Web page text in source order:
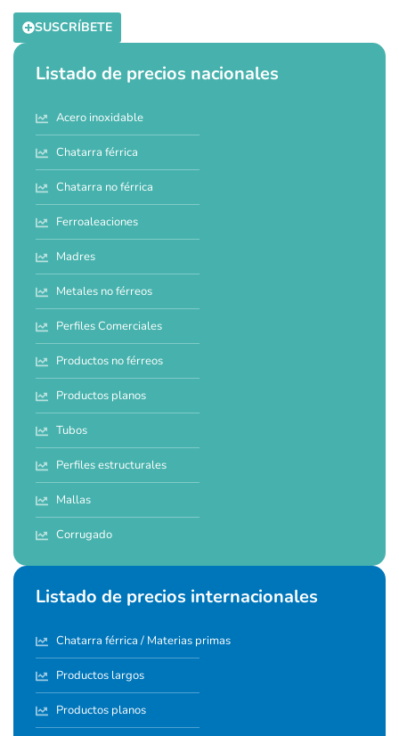
SUSCRÍBETE
Listado de precios nacionales
Acero inoxidable
Chatarra férrica
Chatarra no férrica
Ferroaleaciones
Madres
Metales no férreos
Perfiles Comerciales
Productos no férreos
Productos planos
Tubos
Perfiles estructurales
Mallas
Corrugado
Listado de precios internacionales
Chatarra férrica / Materias primas
Productos largos
Productos planos